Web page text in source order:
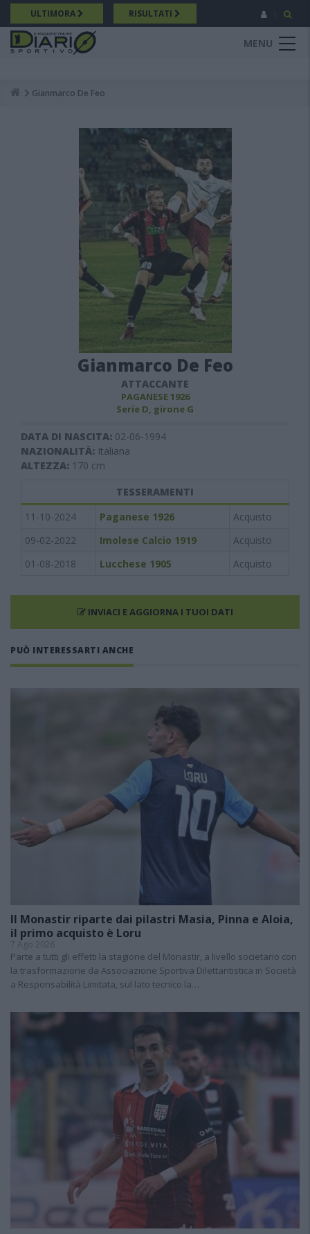
Salta
al
contenuto
principale
ULTIMORA RISULTATI
MENU
Breadcrumb
Gianmarco De Feo
Gianmarco De Feo
ATTACCANTE
PAGANESE 1926
Serie D, girone G
DATA DI NASCITA: 02-06-1994
NAZIONALITÀ: Italiana
ALTEZZA: 170 cm
TESSERAMENTI
11-10-2024
Paganese 1926
Acquisto
09-02-2022
Imolese Calcio 1919
Acquisto
01-08-2018
Lucchese 1905 Acquisto
INVIACI E AGGIORNA I TUOI DATI
PUÒ INTERESSARTI ANCHE
Il Monastir riparte dai pilastri Masia, Pinna e Aloia,
il primo acquisto è Loru
7 Ago 2026
Parte a tutti gli effetti la stagione del Monastir, a livello societario con
la trasformazione da Associazione Sportiva Dilettantistica in Società
a Responsabilità Limitata, sul lato tecnico la…